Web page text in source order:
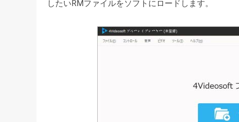
したいRMファイルをソフトにロードします。